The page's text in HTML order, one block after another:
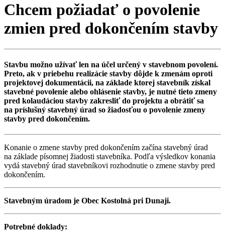
Chcem požiadať o povolenie
zmien pred dokončením stavby
Stavbu možno užívať len na účel určený v stavebnom povolení.
Preto, ak v priebehu realizácie stavby dôjde k zmenám oproti
projektovej dokumentácii, na základe ktorej stavebník získal
stavebné povolenie alebo ohlásenie stavby, je nutné tieto zmeny
pred kolaudáciou stavby zakresliť do projektu a obrátiť sa
na príslušný stavebný úrad so žiadosťou o povolenie zmeny
stavby pred dokončením.
Konanie o zmene stavby pred dokončením začína stavebný úrad
na základe písomnej žiadosti stavebníka. Podľa výsledkov konania
vydá stavebný úrad stavebníkovi rozhodnutie o zmene stavby pred
dokončením.
Stavebným úradom je Obec Kostolná pri Dunaji.
Potrebné doklady: